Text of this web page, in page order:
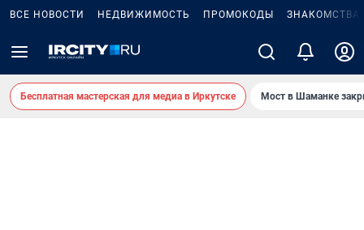
ВСЕ НОВОСТИ НЕДВИЖИМОСТЬ ПРОМОКОДЫ ЗНАКОМСТВА
Бесплатная мастерская для медиа в Иркутске Мост в Шаманке